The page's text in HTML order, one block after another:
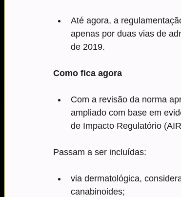
Até agora, a
apenas por duas vias de
de 2019.
Como fica agora
Com a revisão da norma
ampliado com base em
de Impacto Regulatório
Passam a ser incluídas:
via dermatológica,
canabinoides;